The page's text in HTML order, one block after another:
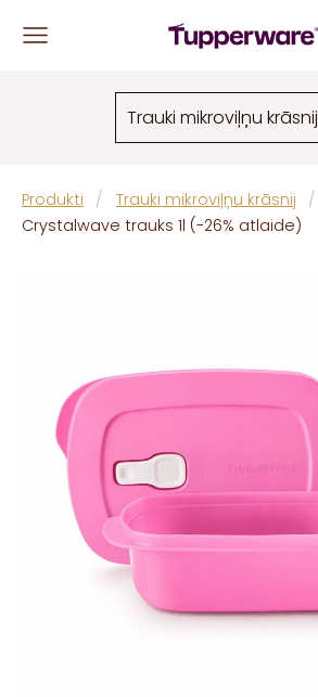
Trauki mikroviļņu krāsnij
Produkti
Trauki mikroviļņu krāsnij
Crystalwave trauks 1l (-26% atlaide)